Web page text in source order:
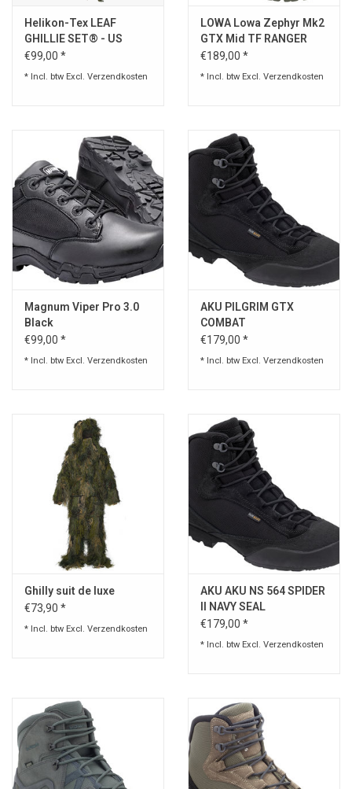
Helikon-Tex LEAF
GHILLIE SET® - US
Woodland
€99,00 *
* Incl. btw Excl. Verzendkosten
LOWA Lowa Zephyr Mk2
GTX Mid TF RANGER
GREEN
€189,00 *
* Incl. btw Excl. Verzendkosten
Magnum Viper Pro 3.0
Black
€99,00 *
* Incl. btw Excl. Verzendkosten
AKU PILGRIM GTX
COMBAT
€179,00 *
* Incl. btw Excl. Verzendkosten
Ghilly suit de luxe
€73,90 *
* Incl. btw Excl. Verzendkosten
AKU AKU NS 564 SPIDER
II NAVY SEAL
€179,00 *
* Incl. btw Excl. Verzendkosten